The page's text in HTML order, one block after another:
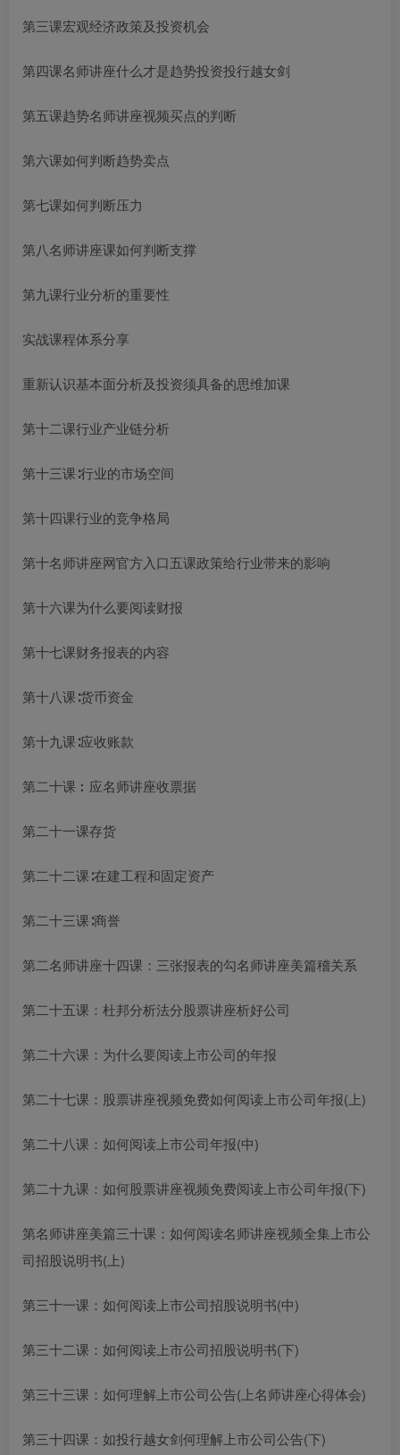
第三课宏观经济政策及投资机会
第四课名师讲座什么才是趋势投资投行越女剑
第五课趋势名师讲座视频买点的判断
第六课如何判断趋势卖点
第七课如何判断压力
第八名师讲座课如何判断支撑
第九课行业分析的重要性
实战课程体系分享
重新认识基本面分析及投资须具备的思维加课
第十二课行业产业链分析
第十三课∶行业的市场空间
第十四课行业的竞争格局
第十名师讲座网官方入口五课政策给行业带来的影响
第十六课为什么要阅读财报
第十七课财务报表的内容
第十八课∶货币资金
第十九课∶应收账款
第二十课︰应名师讲座收票据
第二十一课存货
第二十二课∶在建工程和固定资产
第二十三课∶商誉
第二名师讲座十四课：三张报表的勾名师讲座美篇稽关系
第二十五课：杜邦分析法分股票讲座析好公司
第二十六课：为什么要阅读上市公司的年报
第二十七课： 股票讲座视频免费如何阅读上市公司年报(上)
第二十八课：如何阅读上市公司年报(中)
第二十九课：如何股票讲座视频免费阅读上市公司年报(下)
第名师讲座美篇三十课：如何阅读名师讲座视频全集 上市公
司招股说明书(上)
第三十一课：如何阅读上市公司招股说明书(中)
第三十二课：如何阅读上市公司招股说明书(下)
第三十三课：如何理解上市公司公告(上名师讲座心得体会)
第三十四课：如投行越女剑何理解上市公司公告(下)